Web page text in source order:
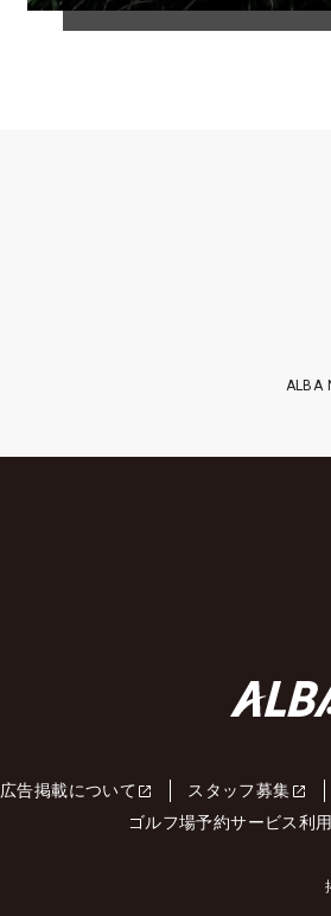
ALBA
広告掲載について スタッフ募集
ゴルフ場予約サービス利